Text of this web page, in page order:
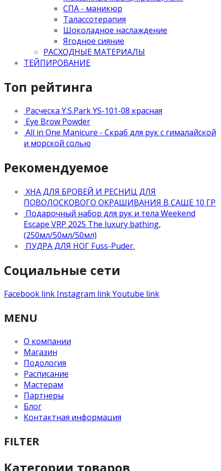
СПА - маникюр
Талассотерапия
Шоколадное наслаждение
Ягодное сияние
РАСХОДНЫЕ МАТЕРИАЛЫ
ТЕЙПИРОВАНИЕ
Топ рейтинга
Расческа Y.S.Park YS-101-08 красная
Eye Brow Powder
All in One Manicure - Скраб для рук с гималайской
и морской солью
Рекомендуемое
ХНА ДЛЯ БРОВЕЙ И РЕСНИЦ ДЛЯ
ПОВОЛОСКОВОГО ОКРАШИВАНИЯ В САШЕ 10 ГР
Подарочный набор для рук и тела Weekend
Escape VRP 2025 The luxury bathing,
(250мл/50мл/50мл)
ПУДРА ДЛЯ НОГ Fuss-Puder.
Социальные сети
Facebook link Instagram linkYoutube link
MENU
О компании
Магазин
Подология
Расписание
Мастерам
Партнеры
Блог
Контактная информация
FILTER